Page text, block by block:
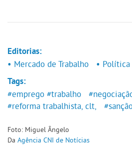
Editorias:
• Mercado de Trabalho
•
Tags:
#emprego #trabalho
#reforma trabalhista, clt,
Foto: Miguel Ângelo
Da Agência CNI de Notícias